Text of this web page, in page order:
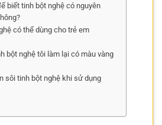
biết tinh bột nghệ có nguyên
có thể dùng cho trẻ em
bột nghệ tôi làm lại có màu vàng
sôi tinh bột nghệ khi sử dụng